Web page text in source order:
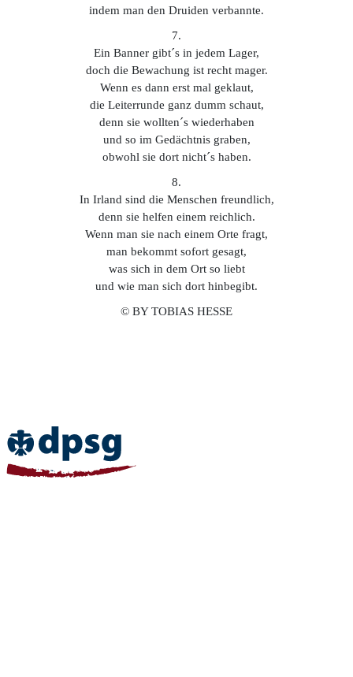
indem man den Druiden verbannte.
7.
Ein Banner gibt´s in jedem Lager,
doch die Bewachung ist recht mager.
Wenn es dann erst mal geklaut,
die Leiterrunde ganz dumm schaut,
denn sie wollten´s wiederhaben
und so im Gedächtnis graben,
obwohl sie dort nicht´s haben.
8.
In Irland sind die Menschen freundlich,
denn sie helfen einem reichlich.
Wenn man sie nach einem Orte fragt,
man bekommt sofort gesagt,
was sich in dem Ort so liebt
und wie man sich dort hinbegibt.
© BY TOBIAS HESSE